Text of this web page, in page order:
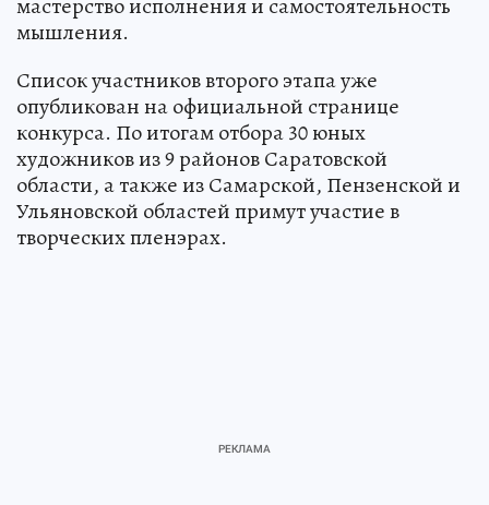
мастерство исполнения и самостоятельность
мышления.
Список участников второго этапа уже
опубликован на официальной странице
конкурса. По итогам отбора 30 юных
художников из 9 районов Саратовской
области, а также из Самарской, Пензенской и
Ульяновской областей примут участие в
творческих пленэрах.